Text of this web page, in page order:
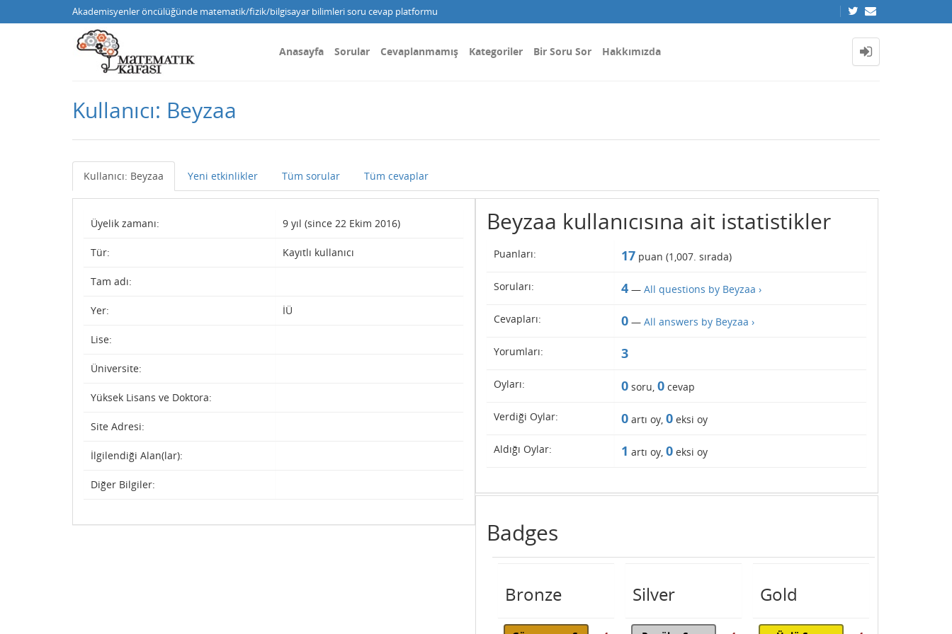
Akademisyenler öncülüğünde matematik/fizik/bilgisayar bilimleri soru cevap platformu
Anasayfa Sorular Cevaplanmamış Kategoriler Bir Soru Sor Hakkımızda
Kullanıcı: Beyzaa
Kullanıcı: Beyzaa Yeni etkinlikler Tüm sorular Tüm cevaplar
Üyelik zamanı: 9 yıl (since 22 Ekim 2016)
Tür: Kayıtlı kullanıcı
Tam adı:
Yer: İÜ
Lise:
Üniversite:
Yüksek Lisans ve Doktora:
Site Adresi:
İlgilendiği Alan(lar):
Diğer Bilgiler:
Beyzaa kullanıcısına ait istatistikler
Puanları: 17puan (1,007. sırada)
Soruları: 4— All questions by Beyzaa ›
Cevapları: 0— All answers by Beyzaa ›
Yorumları: 3
Oyları: 0soru, 0cevap
Verdiği Oylar: 0artı oy, 0eksi oy
Aldığı Oylar: 1 artı oy, 0eksi oy
Badges
Bronze Silver Gold